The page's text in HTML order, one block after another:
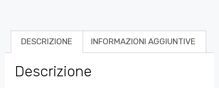
DESCRIZIONE INFORMAZIONI AGGIUNTIVE
Descrizione